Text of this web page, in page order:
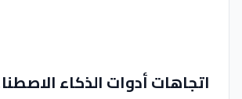
اتجاهات أدوات الذكاء